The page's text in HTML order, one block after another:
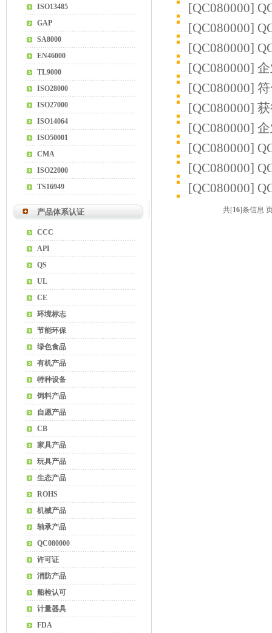
ISO13485
GAP
SA8000
EN46000
TL9000
ISO28000
ISO27000
ISO14064
ISO50001
CMA
ISO22000
TS16949
产品体系认证
CCC
API
QS
UL
CE
环境标志
节能环保
绿色食品
有机产品
特种设备
饲料产品
自愿产品
CB
家具产品
玩具产品
生态产品
ROHS
机械产品
轴承产品
QC080000
许可证
消防产品
船检认可
计量器具
FDA
[QC080000]
[QC080000]
[QC080000]
[QC080000]
[QC080000]
[QC080000]
[QC080000]
[QC080000]
[QC080000]
[QC080000]
共[16]条信息